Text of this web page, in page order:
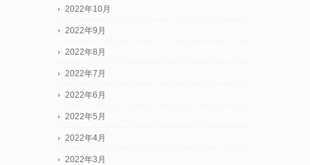
2022年10月
2022年9月
2022年8月
2022年7月
2022年6月
2022年5月
2022年4月
2022年3月